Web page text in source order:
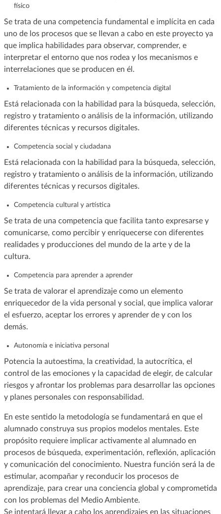
físico
Se trata de una competencia fundamental e implícita en cada
uno de los procesos que se llevan a cabo en este proyecto ya
que implica habilidades para observar, comprender, e
interpretar el entorno que nos rodea y los mecanismos e
interrelaciones que se producen en él.
Tratamiento de la información y competencia digital
Está relacionada con la habilidad para la búsqueda, selección,
registro y tratamiento o análisis de la información, utilizando
diferentes técnicas y recursos digitales.
Competencia social y ciudadana
Está relacionada con la habilidad para la búsqueda, selección,
registro y tratamiento o análisis de la información, utilizando
diferentes técnicas y recursos digitales.
Competencia cultural y artística
Se trata de una competencia que facilita tanto expresarse y
comunicarse, como percibir y enriquecerse con diferentes
realidades y producciones del mundo de la arte y de la
cultura.
Competencia para aprender a aprender
Se trata de valorar el aprendizaje como un elemento
enriquecedor de la vida personal y social, que implica valorar
el esfuerzo, aceptar los errores y aprender de y con los
demás.
Autonomía e iniciativa personal
Potencia la autoestima, la creatividad, la autocrítica, el
control de las emociones y la capacidad de elegir, de calcular
riesgos y afrontar los problemas para desarrollar las opciones
y planes personales con responsabilidad.
En este sentido la metodología se fundamentará en que el
alumnado construya sus propios modelos mentales. Este
propósito requiere implicar activamente al alumnado en
procesos de búsqueda, experimentación, reflexión, aplicación
y comunicación del conocimiento. Nuestra función será la de
estimular, acompañar y reconducir los procesos de
aprendizaje, para crear una conciencia global y comprometida
con los problemas del Medio Ambiente.
Se intentará llevar a cabo los aprendizajes en las situaciones